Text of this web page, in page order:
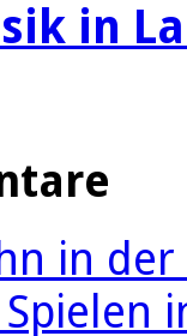
in
in der